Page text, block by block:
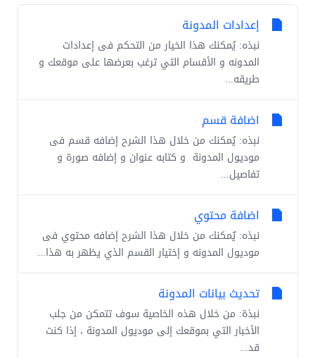
إعدادات المدونة
نبذه: يُمكنك هذا الخيار من التحكم فى إعدادات
المدونه و الأقسام التي ترغب بعرضها على موقعك و
طريقه...
اضافة قسم
نبذه: يُمكنك من خلال هذا الشرح إضافه قسم فى
موديول المدونة و كتابه عنوان و إضافه صورة و
تفاصيل...
اضافة محتوي
نبذه: يٌمكنك من خلال هذا الشرح إضافه محتوي فى
موديول المدونه و إختيار القسم الذي يظهر به هذا...
تحديث بيانات المدونة
نبذة: من خلال هذه الخاصية سوف تتمكن من جلب
الأخبار التي بموقعك إلى موديول المدونة ، إذا كنت
قد...